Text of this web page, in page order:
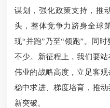
谋划，强化政策支持，推
头，整体竞争力跻身全球
现“并跑”乃至“领跑”。同
不少。新征程上，我们要
伟业的战略高度，立足客
稳中求进、梯度培育，推
新突破。